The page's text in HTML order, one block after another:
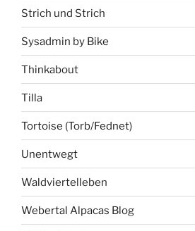
Strich und Strich
Sysadmin by Bike
Thinkabout
Tilla
Tortoise (Torb/Fednet)
Unentwegt
Waldviertelleben
Webertal Alpacas Blog